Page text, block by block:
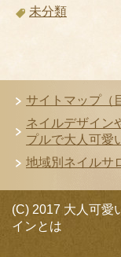
未分類
サイトマップ（
ネイルデザイン
プルで大人可愛
地域別ネイルサ
(C) 2017 大人可
インとは